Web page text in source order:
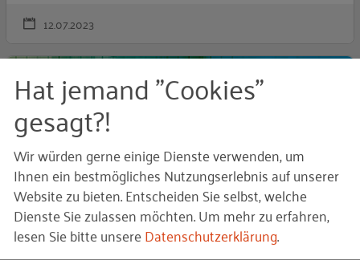
12.07.2023
Die Gewinner des Wettbewerbs „Auf IT
gebaut – Bauberufe mit Zukunft“ 2023 stehen
Hat jemand "Cookies"
gesagt?!
Wir würden gerne einige Dienste verwenden, um
Ihnen ein bestmögliches Nutzungserlebnis auf unserer
Website zu bieten. Entscheiden Sie selbst, welche
Dienste Sie zulassen möchten.Um mehr zu erfahren,
lesen Sie bitte unsereDatenschutzerklärung.